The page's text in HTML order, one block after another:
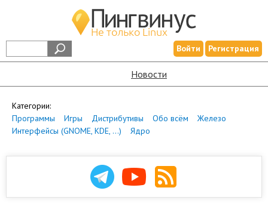
Войти Регистрация
Новости
Категории:
Программы
Игры Дистрибутивы Обо всём
Железо
Интерфейсы (GNOME, KDE, ...)
Ядро